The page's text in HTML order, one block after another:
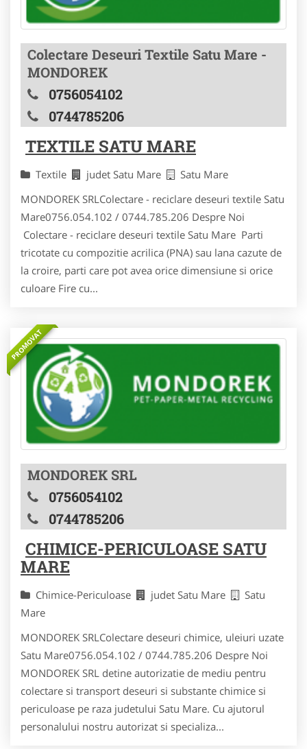
Colectare Deseuri Textile Satu Mare -
MONDOREK
0756054102
0744785206
TEXTILE SATU MARE
Textile judet Satu Mare
Satu Mare
MONDOREK SRLColectare - reciclare deseuri textile Satu
Mare0756.054.102 / 0744.785.206 Despre Noi
Colectare - reciclare deseuri textile Satu Mare Parti
tricotate cu compozitie acrilica (PNA) sau lana cazute de
la croire, parti care pot avea orice dimensiune si orice
culoare Fire cu...
PROMOVAT
MONDOREK SRL
0756054102
0744785206
CHIMICE-PERICULOASE SATU
MARE
Chimice-Periculoase judet Satu Mare
Satu
Mare
MONDOREK SRLColectare deseuri chimice, uleiuri uzate
Satu Mare0756.054.102 / 0744.785.206 Despre Noi
MONDOREK SRL detine autorizatie de mediu pentru
colectare si transport deseuri si substante chimice si
periculoase pe raza judetului Satu Mare. Cu ajutorul
personalului nostru autorizat si specializa...